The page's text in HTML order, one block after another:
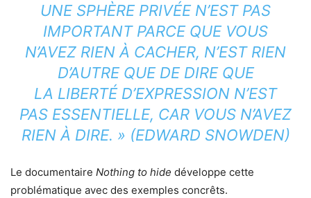
UNE SPHÈRE PRIVÉE N’EST PAS
IMPORTANT PARCE QUE VOUS
N’AVEZ RIEN À CACHER, N’EST RIEN
D’AUTRE QUE DE DIRE QUE
LA LIBERTÉ D’EXPRESSION N’EST
PAS ESSENTIELLE, CAR VOUS N’AVEZ
RIEN À DIRE. » (EDWARD SNOWDEN)
Le documentaire Nothing to hide développe cette
problématique avec des exemples concrêts.